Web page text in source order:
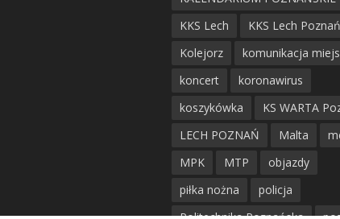
KKS Lech
KKS Lech Poznań
Kolejorz
komunikacja
koncert
koronawirus
koszykówka
KS WARTA
LECH POZNAŃ
Malta
MPK
MTP
objazdy
piłka nożna
policja